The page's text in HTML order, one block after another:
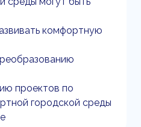
комфортную
проектов по
городской среды